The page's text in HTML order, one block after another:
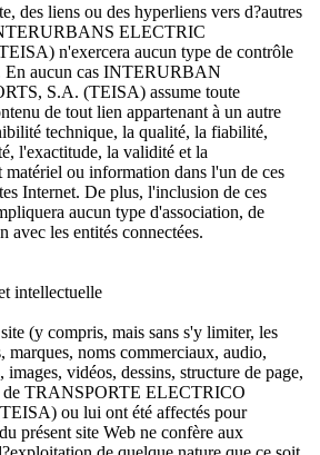
des liens ou des hyperliens vers d?autres
ELECTRIC
n'exercera aucun type de contrôle
En aucun cas INTERURBAN
S.A. (TEISA) assume toute
de tout lien appartenant à un autre
technique, la qualité, la fiabilité,
l'exactitude, la validité et la
ou information dans l'un de ces
Internet. De plus, l'inclusion de ces
aucun type d'association, de
avec les entités connectées.
intellectuelle
(y compris, mais sans s'y limiter, les
marques, noms commerciaux, audio,
vidéos, dessins, structure de page,
de TRANSPORTE ELECTRICO
ou lui ont été affectés pour
présent site Web ne confère aux